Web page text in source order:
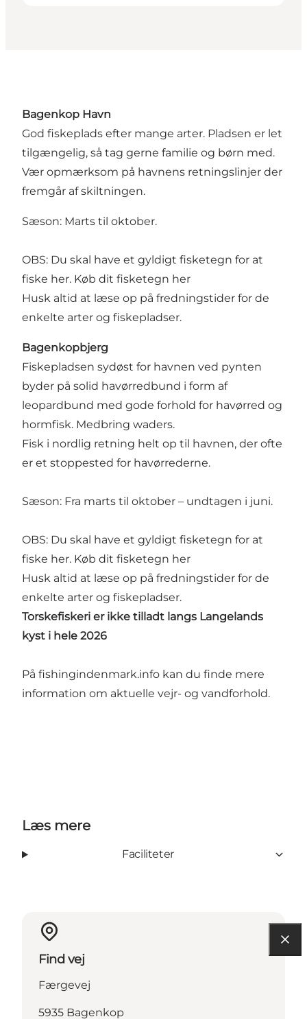
Bagenkop Havn
God fiskeplads efter mange arter. Pladsen er let
tilgængelig, så tag gerne familie og børn med.
Vær opmærksom på havnens retningslinjer der
fremgår af skiltningen.
Sæson: Marts til oktober.
OBS: Du skal have et gyldigt fisketegn for at
fiske her. Køb dit fisketegn her
Husk altid at læse op på fredningstider for de
enkelte arter og fiskepladser.
Bagenkopbjerg
Fiskepladsen sydøst for havnen ved pynten
byder på solid havørredbund i form af
leopardbund med gode forhold for havørred og
hormfisk. Medbring waders.
Fisk i nordlig retning helt op til havnen, der ofte
er et stoppested for havørrederne.
Sæson: Fra marts til oktober – undtagen i juni.
OBS: Du skal have et gyldigt fisketegn for at
fiske her. Køb dit fisketegn her
Husk altid at læse op på fredningstider for de
enkelte arter og fiskepladser.
Torskefiskeri er ikke tilladt langs Langelands
kyst i hele 2026
På fishingindenmark.info kan du finde mere
information om aktuelle vejr- og vandforhold.
Læs mere
Faciliteter
Find vej
Færgevej
5935 Bagenkop